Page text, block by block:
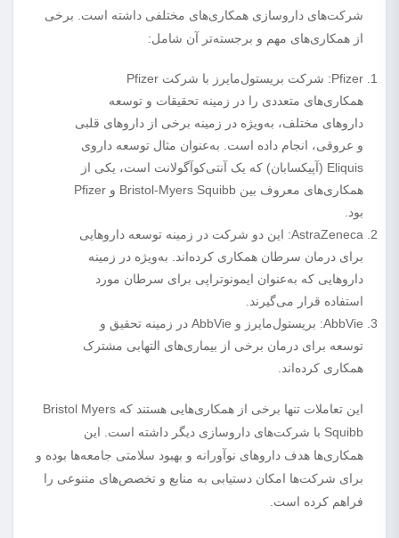
شرکت‌های داروسازی همکاری‌های مختلفی داشته است. برخی
از همکاری‌های مهم و برجسته‌تر آن شامل:
Pfizer: شرکت بریستول‌مایرز با شرکت Pfizer
همکاری‌های متعددی را در زمینه تحقیقات و توسعه
داروهای مختلف، به‌ویژه در زمینه برخی از داروهای قلبی
و عروقی، انجام داده است. به‌عنوان مثال توسعه داروی
Eliquis (آپیکسابان) که یک آنتی‌کوآگولانت است، یکی از
همکاری‌های معروف بین Bristol-Myers Squibb و Pfizer
بود.
AstraZeneca: این دو شرکت در زمینه توسعه داروهایی
برای درمان سرطان همکاری کرده‌اند. به‌ویژه در زمینه
داروهایی که به‌عنوان ایمونوتراپی برای سرطان مورد
استفاده قرار می‌گیرند.
AbbVie: بریستول‌مایرز و AbbVie در زمینه تحقیق و
توسعه برای درمان برخی از بیماری‌های التهابی مشترک
همکاری کرده‌اند.
این تعاملات تنها برخی از همکاری‌هایی هستند که Bristol Myers
Squibb با شرکت‌های داروسازی دیگر داشته است. این
همکاری‌ها هدف داروهای نوآورانه و بهبود سلامتی جامعه‌ها بوده و
برای شرکت‌ها امکان دستیابی به منابع و تخصص‌های متنوعی را
فراهم کرده است.